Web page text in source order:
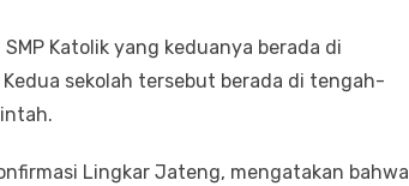
Katolik yang keduanya berada di
sekolah tersebut berada di tengah-
Lingkar Jateng, mengatakan bahwa